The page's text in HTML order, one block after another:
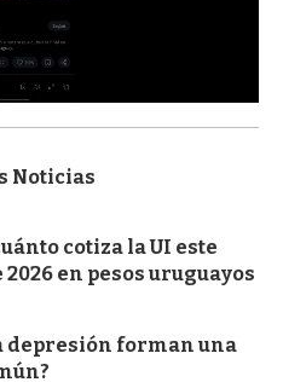
Noticias
cotiza la UI este
en pesos uruguayos
depresión forman una